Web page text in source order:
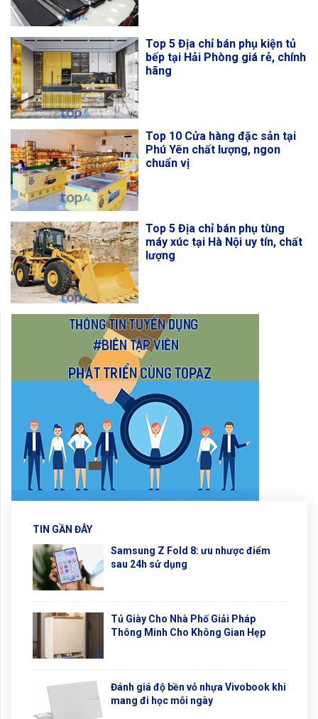
Top 5 Địa chỉ bán phụ kiện tủ
bếp tại Hải Phòng giá rẻ, chính
hãng
Top 10 Cửa hàng đặc sản tại
Phú Yên chất lượng, ngon
chuẩn vị
Top 5 Địa chỉ bán phụ tùng
máy xúc tại Hà Nội uy tín, chất
lượng
TIN GẦN ĐÂY
Samsung Z Fold 8: ưu nhược điểm
sau 24h sử dụng
Tủ Giày Cho Nhà Phố Giải Pháp
Thông Minh Cho Không Gian Hẹp
Đánh giá độ bền vỏ nhựa Vivobook khi
mang đi học mỗi ngày